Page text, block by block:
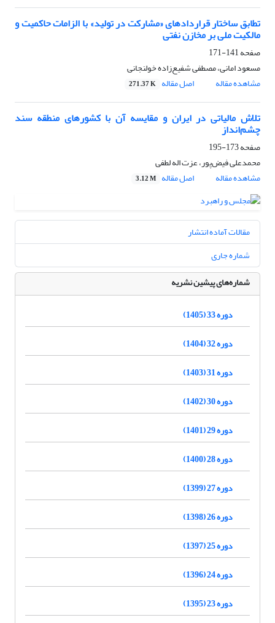
تطابق ساختار قراردادهای «مشارکت در تولید» با الزامات حاکمیت و
مالکیت ملی بر مخازن نفتی
صفحه141-171
مسعود امانی، مصطفی شفیع‌زاده خولنجانی
مشاهده مقاله
اصل مقاله 271.37 K
تلاش مالیاتی در ایران و مقایسه آن با کشورهای منطقه سند
چشم‌انداز
صفحه173-195
محمدعلی فیض‌پور، عزت اله لطفی
مشاهده مقاله
اصل مقاله 3.12 M
مقالات آماده انتشار
شماره جاری
شماره‌های پیشین نشریه
دوره 33 (1405)
دوره 32 (1404)
دوره 31 (1403)
دوره 30 (1402)
دوره 29 (1401)
دوره 28 (1400)
دوره 27 (1399)
دوره 26 (1398)
دوره 25 (1397)
دوره 24 (1396)
دوره 23 (1395)